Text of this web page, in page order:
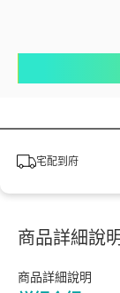
宅配到府
商品詳細說明
商品詳細說明